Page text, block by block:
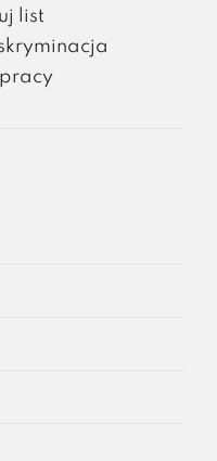
list